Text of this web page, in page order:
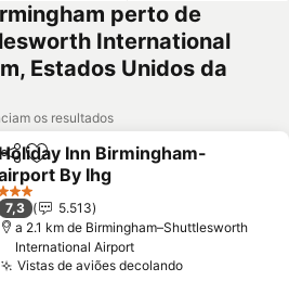
perto de
International
Estados Unidos da
os resultados
PartilharAdicionar aos favoritos
Holiday Inn Birmingham-
By Ihg
preços
3 Estrelas
7,3
5.513
a 2.1 km de Birmingham–Shuttlesworth
International Airport
Vistas de aviões decolandoVer preços